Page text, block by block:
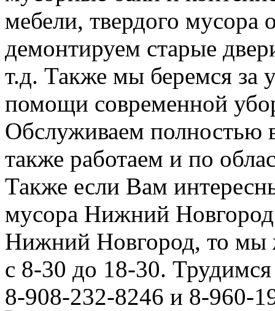
мебели, твердого мусора
демонтируем старые
т.д. Также мы беремся за
помощи современной
Обслуживаем полностью
также работаем и по
Также если Вам
мусора Нижний
Нижний Новгород, то мы
с 8-30 до 18-30.
8-908-232-8246 и 8-960-